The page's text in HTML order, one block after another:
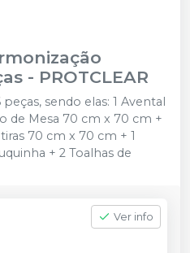
- PROTCLEAR
sendo elas: 1 Avental
de Mesa 70 cm x 70 cm +
70 cm x 70 cm + 1
+ 2 Toalhas de
Ver info